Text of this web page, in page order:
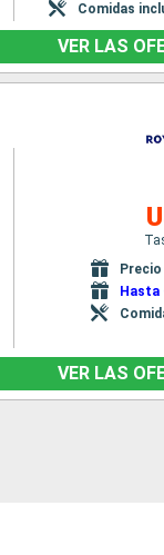
Comidas
VER LAS
Hasta
VER LAS